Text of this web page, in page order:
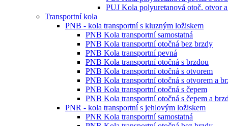
PUJ Kola polyuretanová otoč. otvor
Transportní kola
PNB - kola transportní s kluzným ložiskem
PNB Kola transportní samostatná
PNB Kola transportní otočná bez brzdy
PNB Kola transportní pevná
PNB Kola transportní otočná s brzdou
PNB Kola transportní otočná s otvorem
PNB Kola transportní otočná s otvorem a
PNB Kola transportní otočná s čepem
PNB Kola transportní otočná s čepem a
PNR - kola transportní s jehlovým ložiskem
PNR Kola transportní samostatná